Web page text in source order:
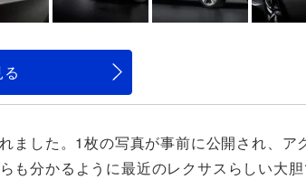
ました。1枚の写真が事前に公開され、ア
も分かるように最近のレクサスらしい大